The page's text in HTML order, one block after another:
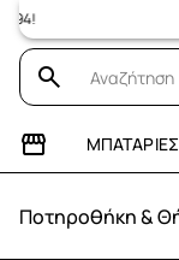
ΜΠΑΤΑΡΊΕΣ